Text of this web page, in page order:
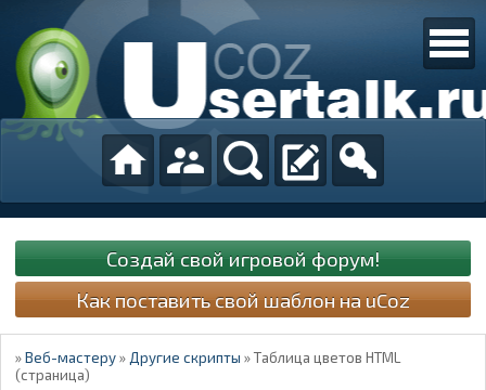
Создай свой игровой форум!
Как поставить свой шаблон на uCoz
»Веб-мастеру »Другие скрипты »Таблица цветов HTML
(страница)